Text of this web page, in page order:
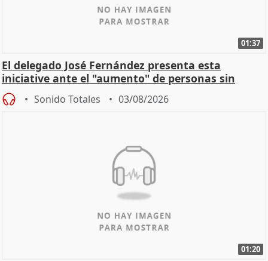
01:37
El delegado José Fernández presenta esta
iniciative ante el "aumento" de personas sin
hogar en Madri
Sonido Totales 03/08/2026
01:20